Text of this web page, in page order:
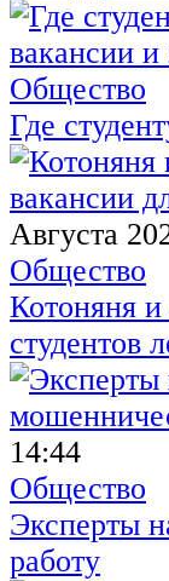
Общество
Где
Августа
Общество
Котоняня
студентов
14:44
Общество
Эксперты
работу